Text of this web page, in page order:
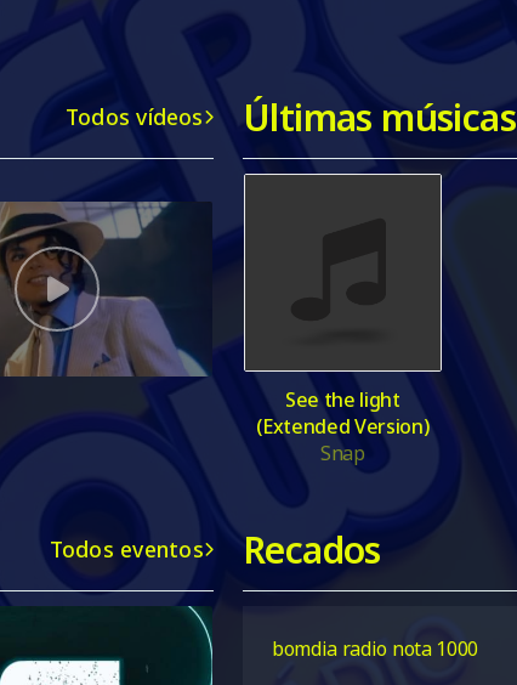
Todos vídeos Últimas músicas
Snap
See the light
(Extended Version)
Todos eventos
00:00
Recados
bomdia radio nota 1000